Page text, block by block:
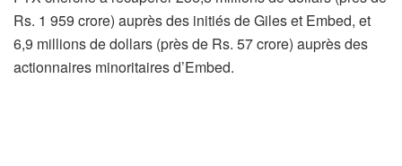
Rs. 1 959 crore) auprès des initiés de Giles et Embed, et
6,9 millions de dollars (près de Rs. 57 crore) auprès des
actionnaires minoritaires d’Embed.